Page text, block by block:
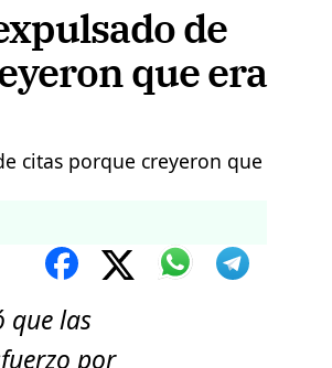
de
que era
que las
por